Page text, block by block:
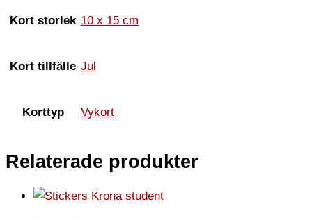
Kort storlek 10 x 15 cm
Kort tillfälle Jul
Korttyp Vykort
Relaterade produkter